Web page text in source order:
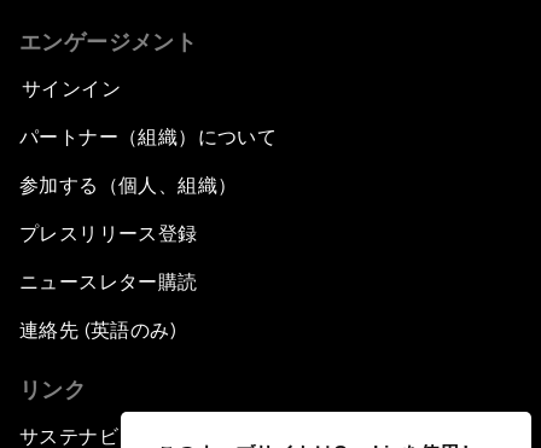
エンゲージメント
サインイン
パートナー（組織）について
参加する（個人、組織）
プレスリリース登録
ニュースレター購読
連絡先 (英語のみ)
リンク
サステナビリティへの取り組み